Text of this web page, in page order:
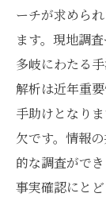
ーチが求めら
ます。現地調
多岐にわたる
解析は近年重
手助けとなり
欠です。情報
的な調査がで
事実確認にと